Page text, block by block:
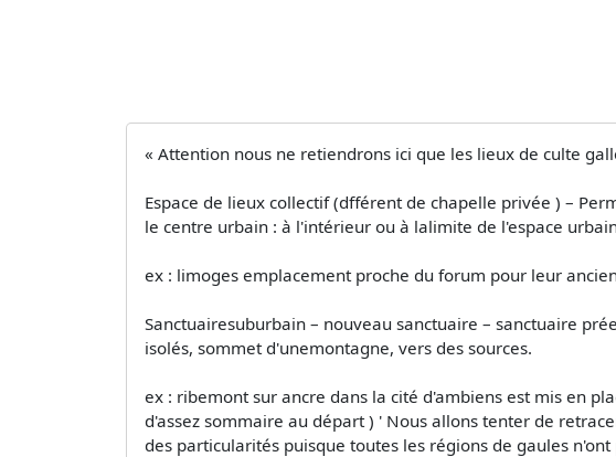
« Attention nous ne retiendrons ici que les lieux de culte
Espace de lieux collectif (dfférent de chapelle privée ) –
le centre urbain : à l'intérieur ou à lalimite de l'espace
ex : limoges emplacement proche du forum pour leur
Sanctuairesuburbain – nouveau sanctuaire – sanctuaire
isolés, sommet d'unemontagne, vers des sources.
ex : ribemont sur ancre dans la cité d'ambiens est mis en
d'assez sommaire au départ ) ' Nous allons tenter de
des particularités puisque toutes les régions de gaules